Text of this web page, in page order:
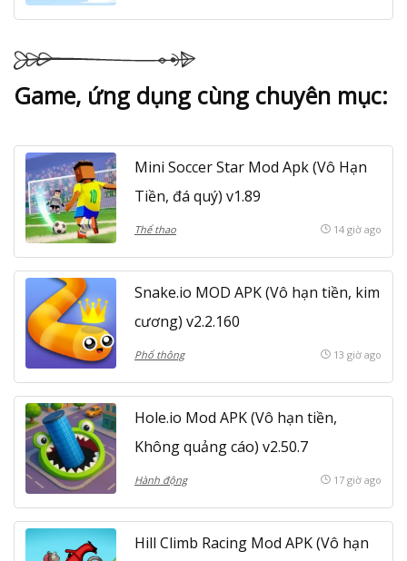
Game, ứng dụng cùng chuyên mục:
Mini Soccer Star Mod Apk (Vô Hạn
Tiền, đá quý) v1.89
Thể thao 14 giờ ago
Snake.io MOD APK (Vô hạn tiền, kim
cương) v2.2.160
Phổ thông 13 giờ ago
Hole.io Mod APK (Vô hạn tiền,
Không quảng cáo) v2.50.7
Hành động 17 giờ ago
Hill Climb Racing Mod APK (Vô hạn